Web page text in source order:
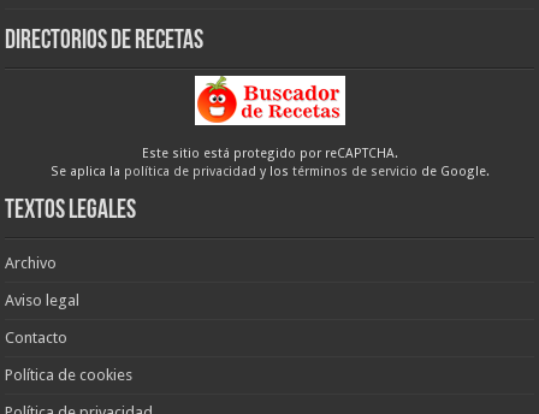
Directorios de recetas
Este sitio está protegido por reCAPTCHA.
Se aplica la política de privacidad y los términos de servicio de Google.
Textos legales
Archivo
Aviso legal
Contacto
Política de cookies